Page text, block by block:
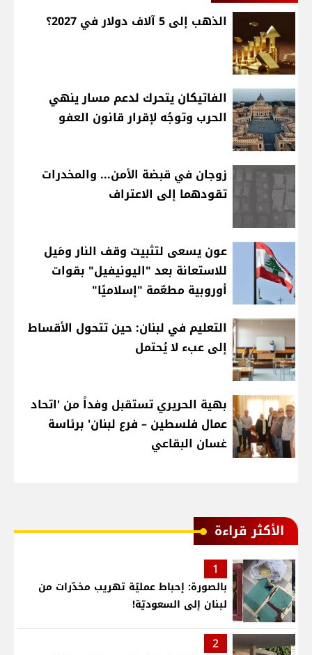
الذهب إلى 5 آلاف دولار في 2027؟
الفاتيكان يتحرك لدعم مسار ينهي
الحرب وتوجُه لإقرار قانون العفو
زوجان في قبضة الأمن... والمخدرات
تقودهما إلى الاعتراف
عون يسعى لتثبيت وقف النار ومَيل
للاستعانة بعد "اليونيفيل" بقوات
أوروبية مطعّمة "إسلاميًا"
التعليم في لبنان: حين تتحول الأقساط
إلى عبء لا يُحتمل
بهية الحريري تستقبل وفداً من 'اتحاد
عمال فلسطين – فرع لبنان' برئاسة
غسان البقاعي
الأكثر قراءة
1
بالصورة: إحباط عمليّة تهريب مخدّرات من
لبنان إلى السعوديّة!
2